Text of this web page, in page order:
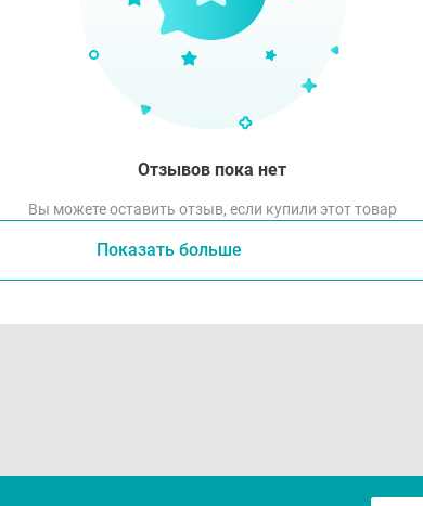
Отзывов пока нет
Вы можете оставить отзыв, если купили этот товар
Показать больше